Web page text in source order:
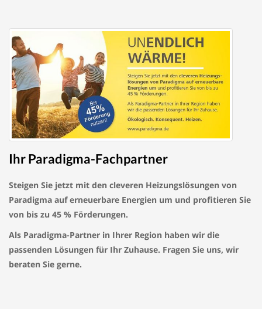
Ihr Paradigma-Fachpartner
Steigen Sie jetzt mit den cleveren Heizungslösungen von
Paradigma auf erneuerbare Energien um und profitieren Sie
von bis zu 45 % Förderungen.
Als Paradigma-Partner in Ihrer Region haben wir die
passenden Lösungen für Ihr Zuhause. Fragen Sie uns, wir
beraten Sie gerne.